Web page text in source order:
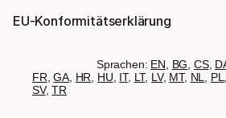
EU-Konformitätserklärung
Sprachen: EN BG CS,
FR ,GA, HR HU IT, LT, LV, MT, NL PL
SV,TR